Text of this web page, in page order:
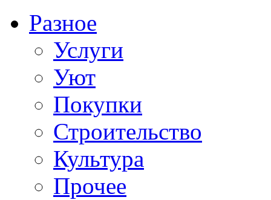
Разное
Услуги
Уют
Покупки
Строительство
Культура
Прочее